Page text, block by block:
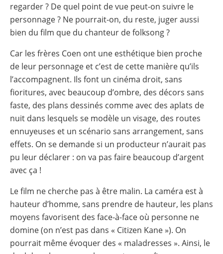
regarder ? De quel point de vue peut-on suivre le
personnage ? Ne pourrait-on, du reste, juger aussi
bien du film que du chanteur de folksong ?
Car les frères Coen ont une esthétique bien proche
de leur personnage et c’est de cette manière qu’ils
l’accompagnent. Ils font un cinéma droit, sans
fioritures, avec beaucoup d’ombre, des décors sans
faste, des plans dessinés comme avec des aplats de
nuit dans lesquels se modèle un visage, des routes
ennuyeuses et un scénario sans arrangement, sans
effets. On se demande si un producteur n’aurait pas
pu leur déclarer : on va pas faire beaucoup d’argent
avec ça !
Le film ne cherche pas à être malin. La caméra est à
hauteur d’homme, sans prendre de hauteur, les plans
moyens favorisent des face-à-face où personne ne
domine (on n’est pas dans « Citizen Kane »). On
pourrait même évoquer des « maladresses ». Ainsi, le